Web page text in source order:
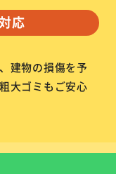
応
建物の損傷を予
大ゴミもご安心